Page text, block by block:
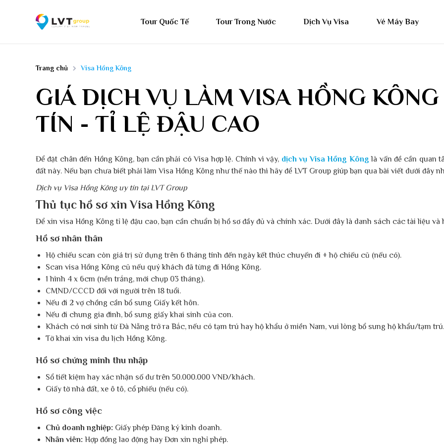
Tour Quốc Tế Tour Trong Nước Dịch Vụ Visa Vé Máy Bay
Trang chủ Visa Hồng Kông
GIÁ DỊCH VỤ LÀM VISA HỒNG
TÍN - TỈ LỆ ĐẬU CAO
Để đặt chân đến Hồng Kông, bạn cần phải có Visa hợp lệ. Chính vì vậy, dịch vụ Visa Hồng Kông là vấn đề cần quan
đất này. Nếu bạn chưa biết phải làm Visa Hồng Kông như thế nào thì hãy để LVT Group giúp bạn qua bài viết dưới đây
Dịch vụ Visa Hồng Kông uy tín tại LVT Group
Thủ tục hồ sơ xin Visa Hồng Kông
Để xin visa Hồng Kông tỉ lệ đậu cao, bạn cần chuẩn bị hồ sơ đầy đủ và chính xác. Dưới đây là danh sách các tài liệu và
Hồ sơ nhân thân
Hộ chiếu scan còn giá trị sử dụng trên 6 tháng tính đến ngày kết thúc chuyến đi + hộ chiếu cũ (nếu có).
Scan visa Hồng Kông cũ nếu quý khách đã từng đi Hồng Kông.
1 hình 4 x 6cm (nền trắng, mới chụp 03 tháng).
CMND/CCCD đối với người trên 18 tuổi.
Nếu đi 2 vợ chồng cần bổ sung Giấy kết hôn.
Nếu đi chung gia đình, bổ sung giấy khai sinh của con.
Khách có nơi sinh từ Đà Nẵng trở ra Bắc, nếu có tạm trú hay hộ khẩu ở miền Nam, vui lòng bổ sung hộ khẩu/tạm trú.
Tờ khai xin visa du lịch Hồng Kông.
Hồ sơ chứng minh thu nhập
Sổ tiết kiệm hay xác nhận số dư trên 50.000.000 VNĐ/khách.
Giấy tờ nhà đất, xe ô tô, cổ phiếu (nếu có).
Hồ sơ công việc
Chủ doanh nghiệp: Giấy phép Đăng ký kinh doanh.
Nhân viên: Hợp đồng lao động hay Đơn xin nghỉ phép.